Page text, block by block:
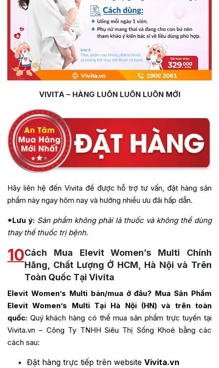
VIVITA – HÀNG LUÔN LUÔN LUÔN MỚI
Hãy liên hệ đến Vivita để được hỗ trợ tư vấn, đặt hàng sản
phẩm này ngay hôm nay và hưởng nhiều ưu đãi hấp dẫn.
*Lưu ý: Sản phẩm không phải là thuốc và không thể dùng
thay thế thuốc trị bệnh.
10Cách Mua Elevit Women’s Multi Chính
Hãng, Chất Lượng Ở HCM, Hà Nội và Trên
Toàn Quốc Tại Vivita
Elevit Women’s Multi bán/mua ở đâu? Mua Sản Phẩm
Elevit Women’s Multi Tại Hà Nội (HN) và trên toàn
quốc: Quý khách hàng có thể mua sản phẩm trực tuyến tại
Vivita.vn – Công Ty TNHH Siêu Thị Sống Khoẻ bằng các
cách sau:
Đặt hàng trực tiếp trên website Vivita.vn